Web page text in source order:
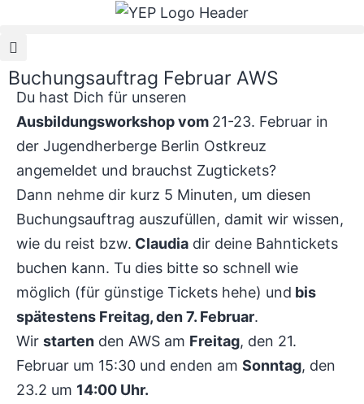
Buchungsauftrag Februar AWS
Du hast Dich für unseren
Ausbildungsworkshop vom 21-23. Februar in
der Jugendherberge Berlin Ostkreuz
angemeldet und brauchst Zugtickets?
Dann nehme dir kurz 5 Minuten, um diesen
Buchungsauftrag auszufüllen, damit wir wissen,
wie du reist bzw. Claudia dir deine Bahntickets
buchen kann. Tu dies bitte so schnell wie
möglich (für günstige Tickets hehe) und bis
spätestens Freitag, den 7. Februar.
Wir starten den AWS am Freitag, den 21.
Februar um 15:30 und enden am Sonntag, den
23.2 um 14:00 Uhr.